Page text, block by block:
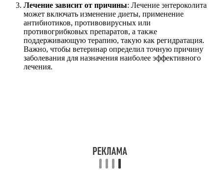
Лечение зависит от причины: Лечение энтероколита
может включать изменение диеты, применение
антибиотиков, противовирусных или
противогрибковых препаратов, а также
поддерживающую терапию, такую как регидратация.
Важно, чтобы ветеринар определил точную причину
заболевания для назначения наиболее эффективного
лечения.